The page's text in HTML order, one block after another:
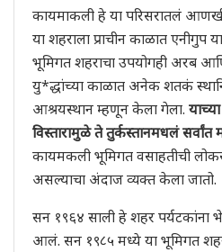
कायमाकली हे या परिसरातलं
या शहराला प्राचीन काळात
भूमिगत शहराचा उपयोगही अरब
यु*द्धांच्या काळात अनेक शतकं
आश्रयस्थान म्हणून केला गेला.
विस्तारामुळे ते तुर्कस्तानमधलं
कायमकली भूमिगत वसाहतीची
असल्याचा अंदाज व्यक्त केला जातो.
सन १९६४ साली हे शहर पर्यटकांना
आलं. सन १९८५ मध्ये या भूमिगत